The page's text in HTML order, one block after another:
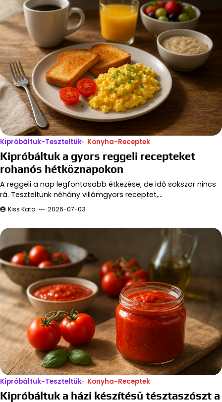
Kipróbáltuk-Teszteltük Konyha-Receptek
Kipróbáltuk a gyors reggeli recepteket
rohanós hétköznapokon
A reggeli a nap legfontosabb étkezése, de idő sokszor nincs
rá. Teszteltünk néhány villámgyors receptet,…
Kiss Kata 2026-07-03
Kipróbáltuk-Teszteltük Konyha-Receptek
Kipróbáltuk a házi készítésű tésztaszószt a